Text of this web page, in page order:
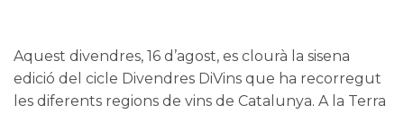
Aquest divendres, 16 d’agost, es clourà la sisena
edició del cicle Divendres DiVins que ha recorregut
les diferents regions de vins de Catalunya. A la Terra